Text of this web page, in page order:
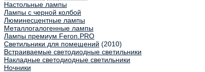
Настольные лампы
Лампы с черной колбой
Люминесцентные лампы
Металлогалогенные лампы
Лампы премиум Feron.PRO
Светильники для помещений (2010)
Встраиваемые светодиодные светильники
Накладные светодиодные светильники
Ночники